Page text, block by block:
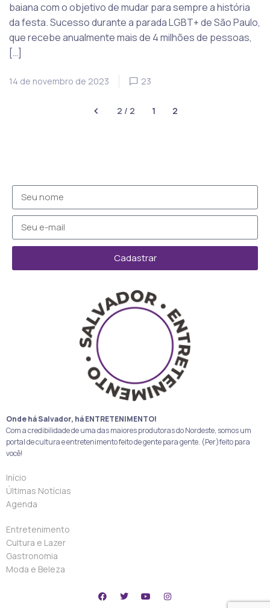
baiana com o objetivo de mudar para sempre a história
da festa. Sucesso durante a parada LGBT+ de São Paulo,
que recebe anualmente mais de 4 milhões de pessoas,
[…]
14 de novembro de 2023 23
2 / 2 1 2
Cadastrar
Onde há Salvador, há ENTRETENIMENTO!
Com a credibilidade de uma das maiores produtoras do Nordeste, somos um
portal de cultura e entretenimento feito de gente para gente. (Per)feito para
você!
Início
Últimas Notícias
Agenda
Entretenimento
Cultura e Lazer
Gastronomia
Moda e Beleza